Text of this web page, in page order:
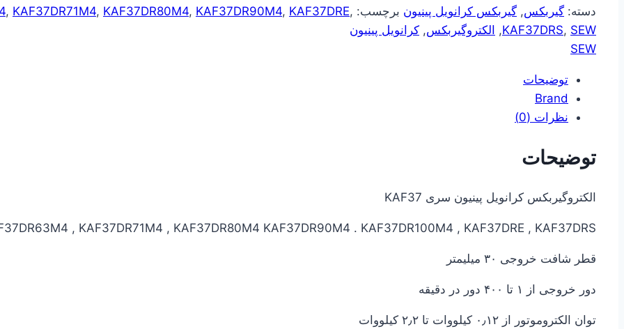
دسته: گیربکس, گیربکس کرانویل پینیون برچسب: , KAF37DR71M4, KAF37DR80M4, KAF37DR90M4, KAF37DRE,
KAF37DRS, SEW
, الکتروگیربکس, کرانویل پینیون
SEW
توضیحات
Brand
نظرات (0)
توضیحات
الکتروگیربکس کرانویل پینیون سری KAF37
, KAF37DR71M4 , KAF37DR80M4 KAF37DR90M4 . KAF37DR100M4 , KAF37DRE , KAF37DRS
قطر شافت خروجی ۳۰ میلیمتر
دور خروجی از ۱ تا ۴۰۰ دور در دقیقه
توان الکتروموتور از ۰٫۱۲ کیلووات تا ۲٫۲ کیلووات